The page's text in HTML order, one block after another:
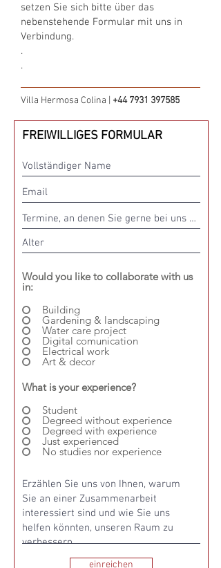
setzen Sie sich bitte über das
nebenstehende Formular mit uns in
Verbindung.
.
.
Villa Hermosa Colina | +44 7931 397585
FREIWILLIGES FORMULAR
Would you like to collaborate with us
in:
Building
Gardening & landscaping
Water care project
Digital comunication
Electrical work
Art & decor
What is your experience?
Student
Degreed without experience
Degreed with experience
Just experienced
No studies nor experience
einreichen